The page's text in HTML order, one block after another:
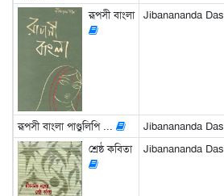
রূপসী বাংলা
Jibanananda Das
রূপসী বাংলা পাণ্ডুলিপি ... Jibanananda Das
শ্রেষ্ঠ কবিতা
Jibanananda Das